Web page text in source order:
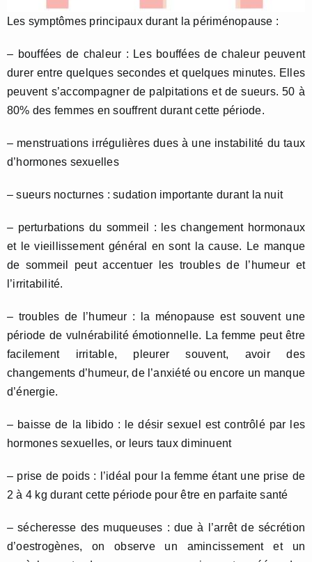
Les symptômes principaux durant la périménopause :
– bouffées de chaleur : Les bouffées de chaleur peuvent
durer entre quelques secondes et quelques minutes. Elles
peuvent s’accompagner de palpitations et de sueurs. 50 à
80% des femmes en souffrent durant cette période.
– menstruations irrégulières dues à une instabilité du taux
d’hormones sexuelles
– sueurs nocturnes : sudation importante durant la nuit
– perturbations du sommeil : les changement hormonaux
et le vieillissement général en sont la cause. Le manque
de sommeil peut accentuer les troubles de l’humeur et
l’irritabilité.
– troubles de l’humeur : la ménopause est souvent une
période de vulnérabilité émotionnelle. La femme peut être
facilement irritable, pleurer souvent, avoir des
changements d’humeur, de l’anxiété ou encore un manque
d’énergie.
– baisse de la libido : le désir sexuel est contrôlé par les
hormones sexuelles, or leurs taux diminuent
– prise de poids : l’idéal pour la femme étant une prise de
2 à 4 kg durant cette période pour être en parfaite santé
– sécheresse des muqueuses : due à l’arrêt de sécrétion
d’oestrogènes, on observe un amincissement et un